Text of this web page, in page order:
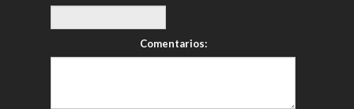
Comentarios: